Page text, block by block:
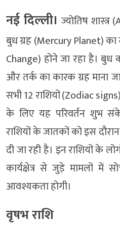
नई दिल्ली। ज्योतिष
बुध ग्रह (Mercury Planet) का
Change) होने जा रहा है। बुध
और तर्क का कारक ग्रह माना
सभी 12 राशियों (Zodiac
के लिए यह परिवर्तन शुभ
राशियों के जातकों को इस
दी जा रही है। इन राशियों के
कार्यक्षेत्र से जुड़े मामलों में
आवश्यकता होगी।
वृषभ राशि